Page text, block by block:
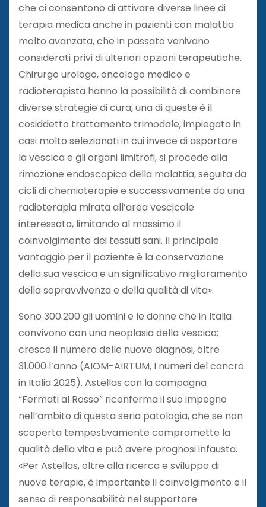
che ci consentono di attivare diverse linee di
terapia medica anche in pazienti con malattia
molto avanzata, che in passato venivano
considerati privi di ulteriori opzioni terapeutiche.
Chirurgo urologo, oncologo medico e
radioterapista hanno la possibilità di combinare
diverse strategie di cura; una di queste è il
cosiddetto trattamento trimodale, impiegato in
casi molto selezionati in cui invece di asportare
la vescica e gli organi limitrofi, si procede alla
rimozione endoscopica della malattia, seguita da
cicli di chemioterapie e successivamente da una
radioterapia mirata all’area vescicale
interessata, limitando al massimo il
coinvolgimento dei tessuti sani. Il principale
vantaggio per il paziente è la conservazione
della sua vescica e un significativo miglioramento
della sopravvivenza e della qualità di vita».
Sono 300.200 gli uomini e le donne che in Italia
convivono con una neoplasia della vescica;
cresce il numero delle nuove diagnosi, oltre
31.000 l’anno (AIOM-AIRTUM, I numeri del cancro
in Italia 2025). Astellas con la campagna
“Fermati al Rosso” riconferma il suo impegno
nell’ambito di questa seria patologia, che se non
scoperta tempestivamente compromette la
qualità della vita e può avere prognosi infausta.
«Per Astellas, oltre alla ricerca e sviluppo di
nuove terapie, è importante il coinvolgimento e il
senso di responsabilità nel supportare